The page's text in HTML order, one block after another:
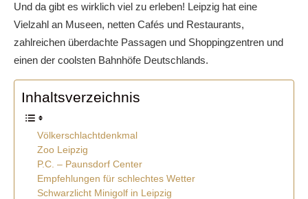
Und da gibt es wirklich viel zu erleben! Leipzig hat eine
Vielzahl an Museen, netten Cafés und Restaurants,
zahlreichen überdachte Passagen und Shoppingzentren und
einen der coolsten Bahnhöfe Deutschlands.
Inhaltsverzeichnis
Völkerschlachtdenkmal
Zoo Leipzig
P.C. – Paunsdorf Center
Empfehlungen für schlechtes Wetter
Schwarzlicht Minigolf in Leipzig